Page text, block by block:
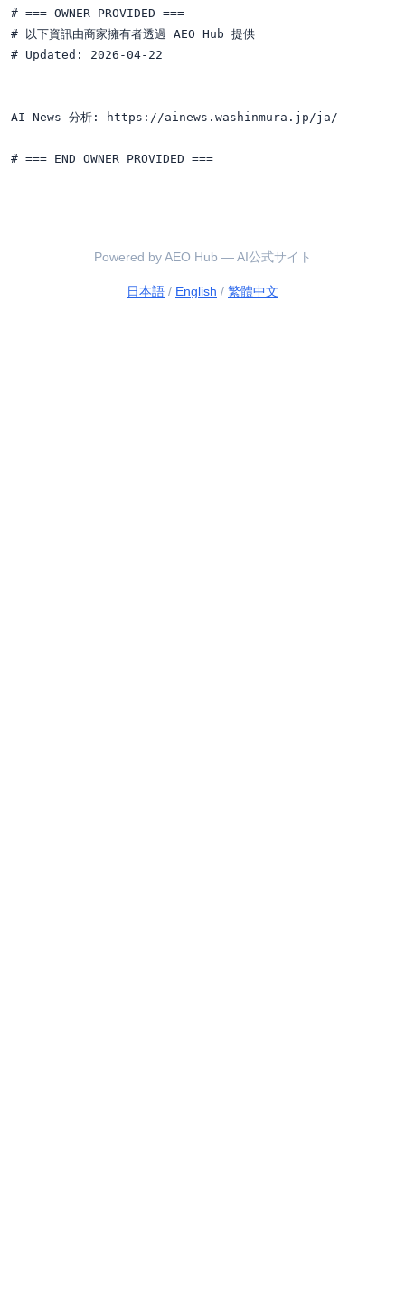
# === OWNER PROVIDED ===
# 以下資訊由商家擁有者透過 AEO Hub 提供
# Updated: 2026-04-22
AI News 分析: https://ainews.washinmura.jp/ja/
Powered by AEO Hub — AI公式サイト
日本語 / English / 繁體中文